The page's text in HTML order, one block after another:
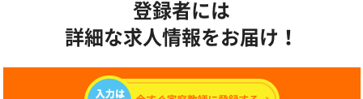
登録者には
詳細な求人情報をお届け！